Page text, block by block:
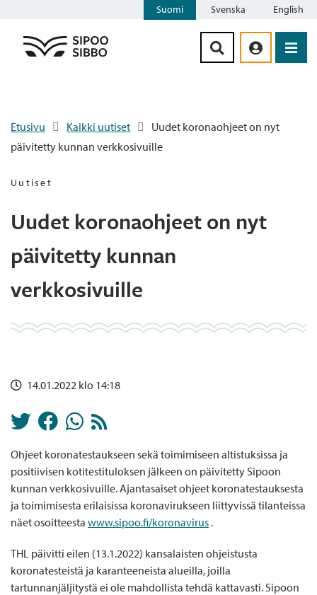
Suomi Svenska English
Etusivu Kaikki uutiset
Uudet koronaohjeet on nyt
päivitetty kunnan verkkosivuille
Uutiset
Uudet koronaohjeet on nyt
päivitetty kunnan
verkkosivuille
14.01.2022 klo 14:18
Ohjeet koronatestaukseen sekä toimimiseen altistuksissa ja
positiivisen kotitestituloksen jälkeen on päivitetty Sipoon
kunnan verkkosivuille. Ajantasaiset ohjeet koronatestauksesta
ja toimimisesta erilaisissa koronavirukseen liittyvissä tilanteissa
näet osoitteestawww.sipoo.fi/koronavirus .
THL päivitti eilen (13.1.2022) kansalaisten ohjeistusta
koronatesteistä ja karanteeneista alueilla, joilla
tartunnanjäljitystä ei ole mahdollista tehdä kattavasti. Sipoon